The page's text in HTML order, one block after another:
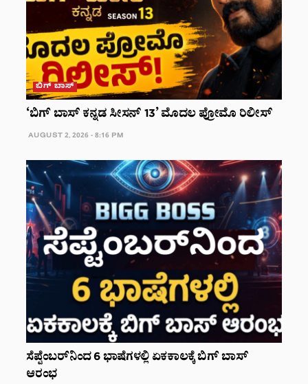
ಬಿಗ್ ಬಾಸ್
‘ಬಿಗ್ ಬಾಸ್ ಕನ್ನಡ ಸೀಸನ್ 13’ ಮೊದಲ ಪ್ರೋಮೊ ರಿಲೀಸ್
AUGUST 2, 2026 - 8:16 PM
ಸೆಪ್ಟೆಂಬರ್‌ನಿಂದ 6 ಭಾಷೆಗಳಲ್ಲಿ ಏಕಕಾಲಕ್ಕೆ ಬಿಗ್ ಬಾಸ್
ಆರಂಭ